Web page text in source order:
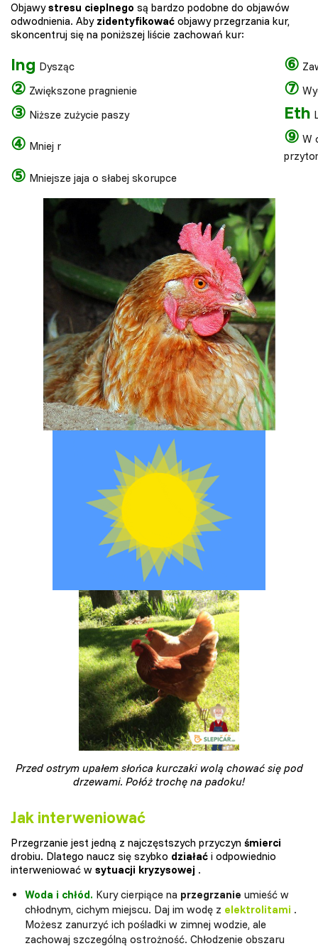
Objawystresu cieplnego są bardzo podobne do objawów
odwodnienia. Aby zidentyfikować objawy przegrzania kur,
skoncentruj się na poniższej liście zachowań kur:
Ing Dysząc ⑥
② Zwiększone pragnienie ⑦
③ Niższe zużycie paszy Eth
④ Mniej r ⑨ W
⑤ Mniejsze jaja o słabej skorupce
Przed ostrym upałem słońca kurczaki wolą chować się pod
drzewami. Połóż trochę na padoku!
Jak interweniować
Przegrzanie jest jedną z najczęstszych przyczyn śmierci
drobiu. Dlatego naucz się szybko działać i odpowiednio
interweniować w sytuacji kryzysowej .
Woda i chłód. Kury cierpiące na przegrzanie umieść w
chłodnym, cichym miejscu. Daj im wodę z elektrolitami .
Możesz zanurzyć ich pośladki w zimnej wodzie, ale
zachowaj szczególną ostrożność. Chłodzenie obszaru